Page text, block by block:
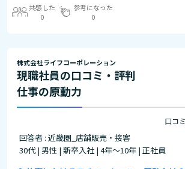
共感した
0
参考になった
0
株式会社ライフコーポレーション
現職社員の口コミ・評判
仕事の原動力
口コ
回答者 : 近畿圏_店舗販売・接客
30代 | 男性 | 新卒入社 | 4年～10年 | 正社員